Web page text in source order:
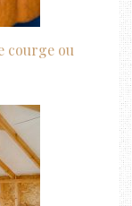
courge ou